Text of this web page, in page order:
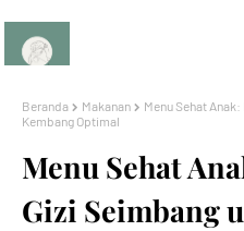
Beranda Makanan
Menu Sehat
Kembang Optimal
Menu Sehat
Gizi Seimbang